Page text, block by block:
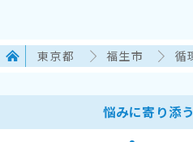
東京都 福生市 循
悩みに寄り添